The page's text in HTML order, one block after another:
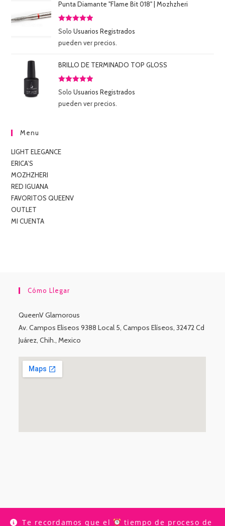
Te recordamos que el tiempo de proceso de
Punta Diamante "Flame Bit 018" | Mozhzheri
Valorado
5.00
5
SoloUsuarios Registrados
pueden ver precios.
BRILLO DE TERMINADO TOP GLOSS
Valorado
5.00
5
SoloUsuarios Registrados
pueden ver precios.
Menu
LIGHT ELEGANCE
ERICA’S
MOZHZHERI
RED IGUANA
FAVORITOS QUEENV
OUTLET
MI CUENTA
Cómo Llegar
QueenV Glamorous
Av. Campos Eliseos 9388 Local 5, Campos Elíseos, 32472 Cd
Juárez, Chih., Mexico